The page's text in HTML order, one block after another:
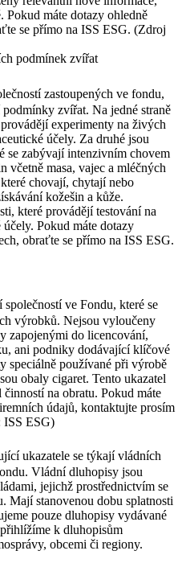
Pokud máte dotazy ohledně
se přímo na ISS ESG. (Zdroj
podmínek zvířat
zastoupených ve fondu,
zvířat. Na jedné straně
experimenty na živých
účely. Za druhé jsou
se zabývají intenzivním chovem
včetně masa, vajec a mléčných
chovají, chytají nebo
kožešin a kůže.
které provádějí testování na
Pokud máte dotazy
obraťte se přímo na ISS ESG.
společností ve Fondu, které se
výrobků. Nejsou vyloučeny
zapojenými do licencování,
ani podniky dodávající klíčové
speciálně používané při výrobě
obaly cigaret. Tento ukazatel
na obratu. Pokud máte
údajů, kontaktujte prosím
ISS ESG)
ukazatele se týkají vládních
Vládní dluhopisy jsou
jejichž prostřednictvím se
Mají stanovenou dobu splatnosti
pouze dluhopisy vydávané
k dluhopisům
obcemi či regiony.